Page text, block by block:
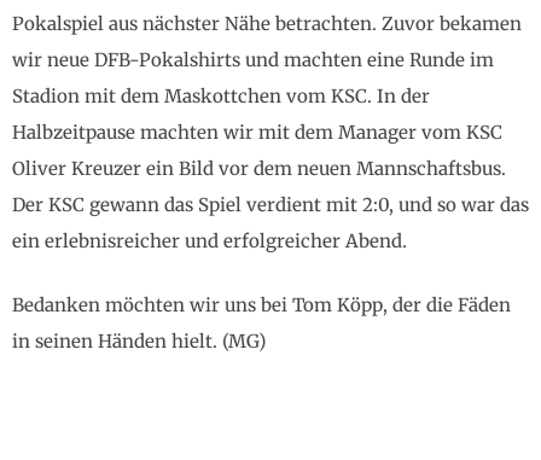
Pokalspiel aus nächster Nähe betrachten. Zuvor bekamen
wir neue DFB-Pokalshirts und machten eine Runde im
Stadion mit dem Maskottchen vom KSC. In der
Halbzeitpause machten wir mit dem Manager vom KSC
Oliver Kreuzer ein Bild vor dem neuen Mannschaftsbus.
Der KSC gewann das Spiel verdient mit 2:0, und so war das
ein erlebnisreicher und erfolgreicher Abend.
Bedanken möchten wir uns bei Tom Köpp, der die Fäden
in seinen Händen hielt. (MG)